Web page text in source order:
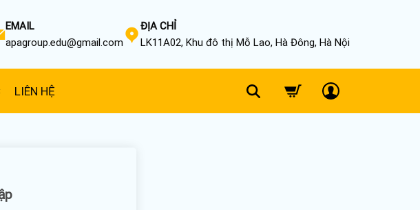
EMAIL
apagroup.edu@gmail.com
ĐỊA CHỈ
LK11A02, Khu đô thị Mỗ Lao, Hà Đông, Hà Nội
LIÊN HỆ